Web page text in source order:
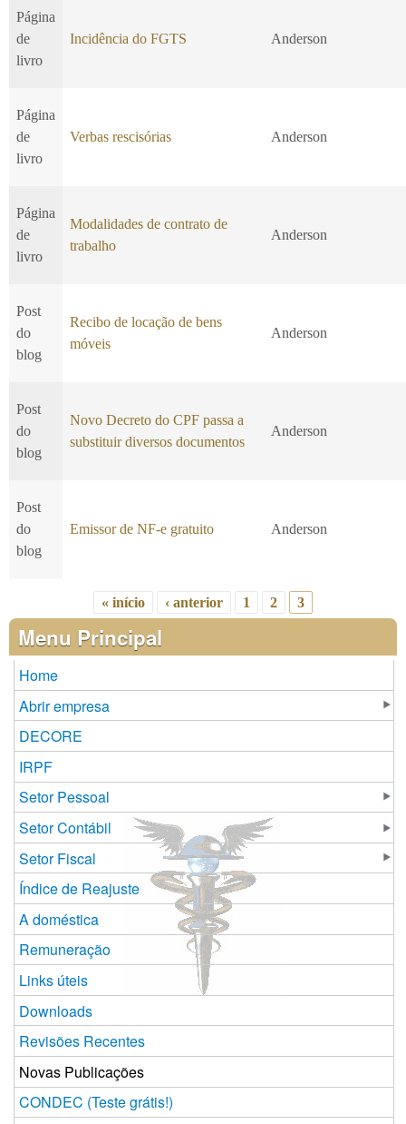
Página
de
livro
Incidência do FGTS Anderson
Página
de
livro
Verbas rescisórias Anderson
Página
de
livro
Modalidades de contrato de
trabalho
Anderson
Post
do
blog
Recibo de locação de bens
móveis
Anderson
Post
do
blog
Novo Decreto do CPF passa a
substituir diversos documentos
Anderson
Post
do
blog
Emissor de NF-e gratuito Anderson
Páginas
« início ‹ anterior 1 2 3
Menu Principal
Home
Abrir empresa
DECORE
IRPF
Setor Pessoal
Setor Contábil
Setor Fiscal
Índice de Reajuste
A doméstica
Remuneração
Links úteis
Downloads
Revisões Recentes
Novas Publicações
CONDEC (Teste grátis!)